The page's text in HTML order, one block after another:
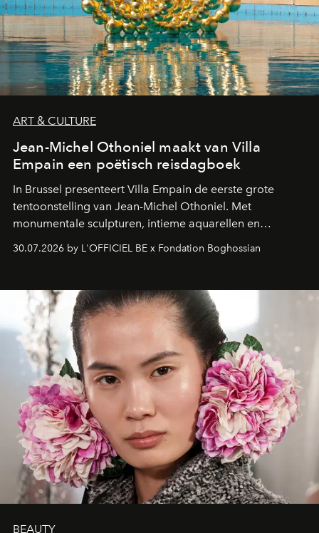
ART & CULTURE
Jean-Michel Othoniel maakt van Villa
Empain een poëtisch reisdagboek
In Brussel presenteert Villa Empain de eerste grote
tentoonstelling van Jean-Michel Othoniel. Met
monumentale sculpturen, intieme aquarellen en
een emotionele reis waarin elk werk de herinnering
moment van verwondering.
30.07.2026 by L'OFFICIEL BE x Fondation Boghossian
BEAUTY